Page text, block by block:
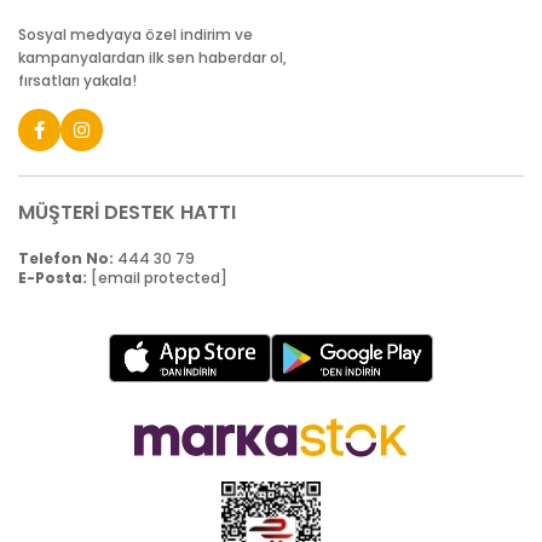
Sosyal medyaya özel indirim ve
kampanyalardan ilk sen haberdar ol,
fırsatları yakala!
MÜŞTERİ DESTEK HATTI
Telefon No: 444 30 79
E-Posta: [email protected]